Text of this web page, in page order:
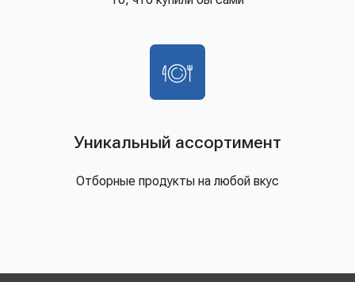
Уникальный ассортимент
Отборные продукты на любой вкус